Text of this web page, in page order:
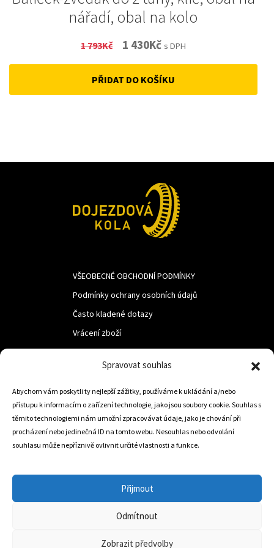
Spravovat souhlas
Abychom vám poskytli ty nejlepší zážitky, používáme k ukládání a/nebo
přístupu k informacím o zařízení technologie, jako jsou soubory cookie. Souhlas s
těmito technologiemi nám umožní zpracovávat údaje, jako je chování při
procházení nebo jedinečná ID na tomto webu. Nesouhlas nebo odvolání
souhlasu může nepříznivě ovlivnit určité vlastnosti a funkce.
Přijmout
Odmítnout
Zobrazit předvolby
nářadí, obal na kolo
1 793Kč
Original
price
was:
1 430KčCurrent
price
is:
s DPH
PŘIDAT DO KOŠÍKU
VŠEOBECNÉ OBCHODNÍ PODMÍNKY
Podmínky ochrany osobních údajů
Často kladené dotazy
Vrácení zboží
LUF s.r.o.
Nám. M.R.Štefanika 518,
Trstená 02801
info@dojezdovakola.com